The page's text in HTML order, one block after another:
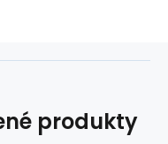
produkty